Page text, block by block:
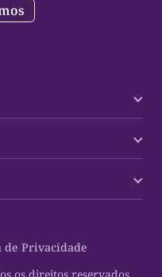
de Privacidade